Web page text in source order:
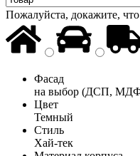
Пожалуйста, докажите,
Фасад
на выбор (ДСП,
Цвет
Темный
Стиль
Хай-тек